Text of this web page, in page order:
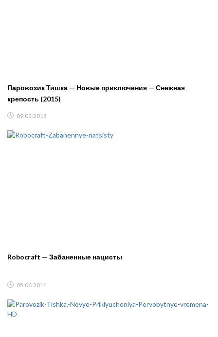
Паровозик Тишка — Новые приключения — Снежная
крепость (2015)
09.02.2015
Robocraft — Забаненные нацисты
05.06.2014